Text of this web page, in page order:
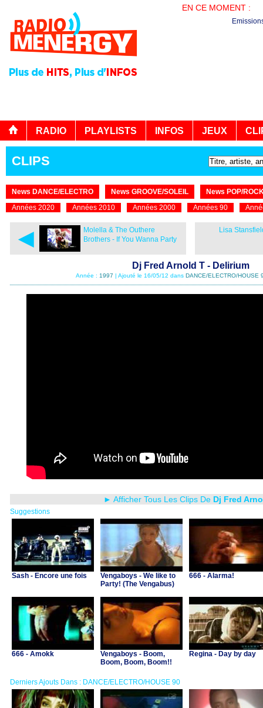
EN CE MOMENT :
RADIO PLAYLISTS INFOS JEUX
CLIPS
News DANCE/ELECTRO News GROOVE/SOLEIL
News POP/
Années 2020
Années 2010 Années 2000 Années 90
◄
Molella & The Outhere
Brothers - If You Wanna Party
Lisa
Dj Fred Arnold T - Delirium
Année : 1997 | Ajouté le 16/05/12 dans DANCE/ELECTRO/HOUSE
► Afficher Tous Les Clips De Dj Fred
Suggestions
Sash - Encore une fois
Vengaboys - We like to
Party! (The Vengabus)
666 - Alarma!
666 - Amokk
Vengaboys - Boom,
Boom, Boom, Boom!!
Regina - Day by day
Derniers Ajouts Dans : DANCE/ELECTRO/HOUSE 90